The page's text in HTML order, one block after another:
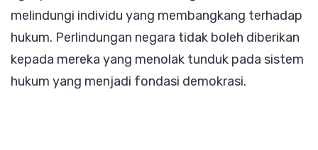
melindungi individu yang membangkang terhadap
hukum. Perlindungan negara tidak boleh diberikan
kepada mereka yang menolak tunduk pada sistem
hukum yang menjadi fondasi demokrasi.